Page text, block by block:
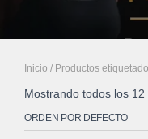
Inicio / Productos
Mostrando todos los